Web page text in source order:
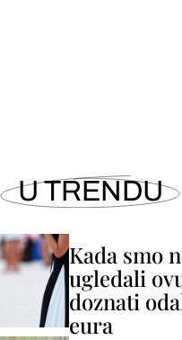
U TRENDU
Kada smo
ugledali
doznati
eura